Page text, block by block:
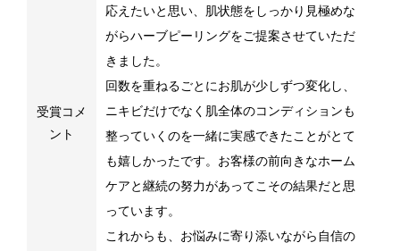
受賞コメ
ント
応えたいと思い、肌状態をしっかり見極めな
がらハーブピーリングをご提案させていただ
きました。
回数を重ねるごとにお肌が少しずつ変化し、
ニキビだけでなく肌全体のコンディションも
整っていくのを一緒に実感できたことがとて
も嬉しかったです。お客様の前向きなホーム
ケアと継続の努力があってこその結果だと思
っています。
これからも、お悩みに寄り添いながら自信の